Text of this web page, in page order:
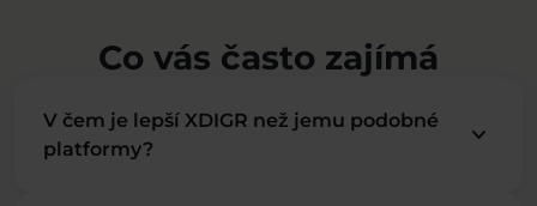
Co vás často zajímá
V čem je lepší XDIGR než jemu podobné
platformy?
keyboard_arrow_down